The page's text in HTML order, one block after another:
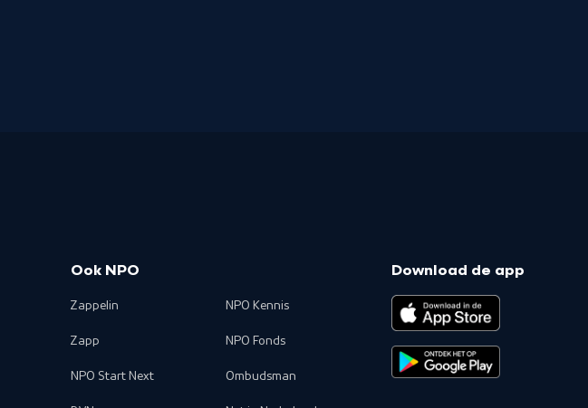
Ook NPO
Zappelin
Zapp
NPO Start Next
NPO Kennis
NPO Fonds
Ombudsman
Download de app